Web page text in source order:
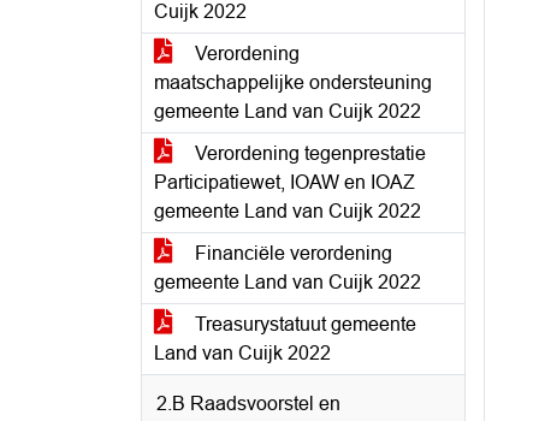
Cuijk 2022
Verordening
maatschappelijke ondersteuning
gemeente Land van Cuijk 2022
Verordening tegenprestatie
Participatiewet, IOAW en IOAZ
gemeente Land van Cuijk 2022
Financiële verordening
gemeente Land van Cuijk 2022
Treasurystatuut gemeente
Land van Cuijk 2022
2.B Raadsvoorstel en